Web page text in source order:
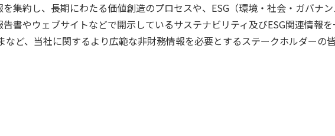
集約し、長期にわたる価値創造のプロセスや、ESG（環境・社会・ガバナ
書やウェブサイトなどで開示しているサステナビリティ及びESG関連情報
ど、当社に関するより広範な非財務情報を必要とするステークホルダーの